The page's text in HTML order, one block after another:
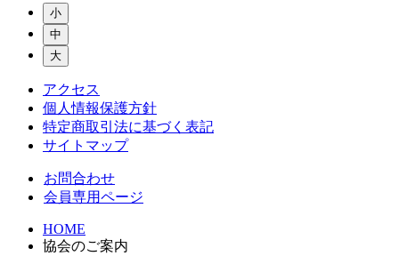
小
中
大
アクセス
個人情報保護方針
特定商取引法に基づく表記
サイトマップ
お問合わせ
会員専用ページ
HOME
協会のご案内